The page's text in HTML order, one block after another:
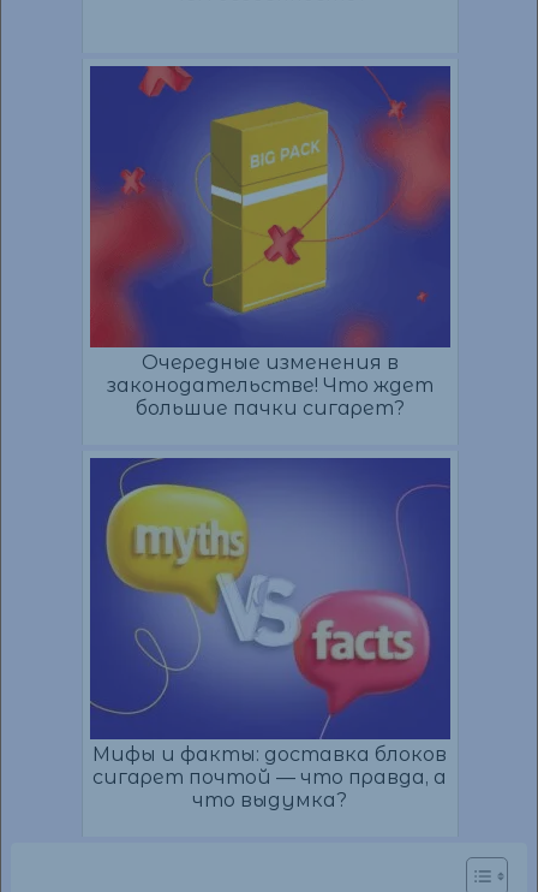
Очередные изменения в
законодательстве! Что ждет
большие пачки сигарет?
Мифы и факты: доставка блоков
сигарет почтой — что правда, а
что выдумка?